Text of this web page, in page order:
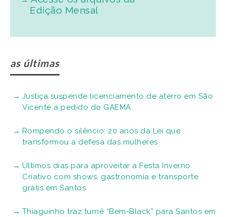
Edição Mensal
as últimas
Justiça suspende licenciamento de aterro em São
Vicente a pedido do GAEMA
Rompendo o silêncio: 20 anos da Lei que
transformou a defesa das mulheres
Últimos dias para aproveitar a Festa Inverno
Criativo com shows, gastronomia e transporte
grátis em Santos
Thiaguinho traz turnê “Bem-Black” para Santos em